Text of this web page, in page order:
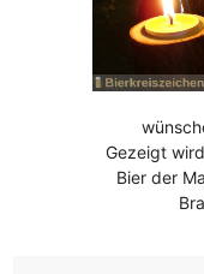
Gezeigt
Bier der